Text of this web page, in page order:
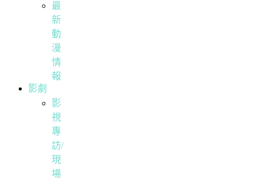
最
新
動
漫
情
報
影劇
影
視
專
訪/
現
場